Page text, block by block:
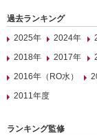
過去ランキング
2025年
2024年
2018年
2017年
2016年（RO水）
2011年度
ランキング監修